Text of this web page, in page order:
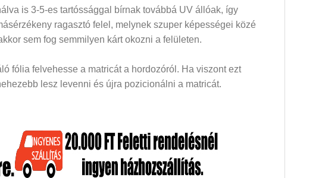
is 3-5-es tartóssággal bírnak továbbá UV állóak, így
ragasztó felel, melynek szuper képességei közé
sem fog semmilyen kárt okozni a felületen.
fólia felvehesse a matricát a hordozóról. Ha viszont ezt
lesz levenni és újra pozicionálni a matricát.